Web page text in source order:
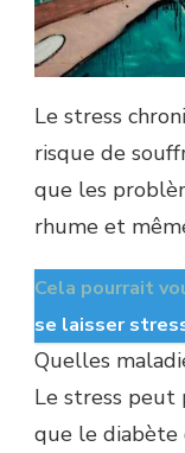
Le stress
risque de
que les
rhume et
Cela pourrait
se laisser
Quelles
Le stress peut
que le